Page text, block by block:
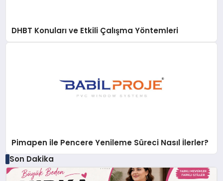
DHBT Konuları ve Etkili Çalışma Yöntemleri
Pimapen ile Pencere Yenileme Süreci Nasıl İlerler?
Son Dakika